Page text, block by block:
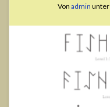
Von admin unter